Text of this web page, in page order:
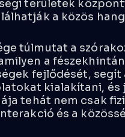
területek
a közös
túlmutat a
a
fejlődését, segít
kialakítani, és
tehát nem csak
és a